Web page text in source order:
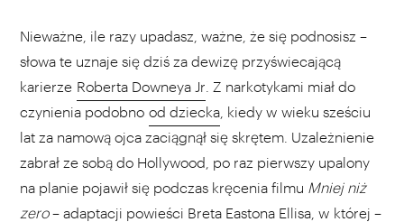
Nieważne, ile razy upadasz, ważne, że się podnosisz –
słowa te uznaje się dziś za dewizę przyświecającą
karierze Roberta Downeya Jr . Z narkotykami miał do
czynienia podobno od dziecka , kiedy w wieku sześciu
lat za namową ojca zaciągnął się skrętem. Uzależnienie
zabrał ze sobą do Hollywood, po raz pierwszy upalony
na planie pojawił się podczas kręcenia filmu Mniej niż
zero– adaptacji powieści Breta Eastona Ellisa, w której –